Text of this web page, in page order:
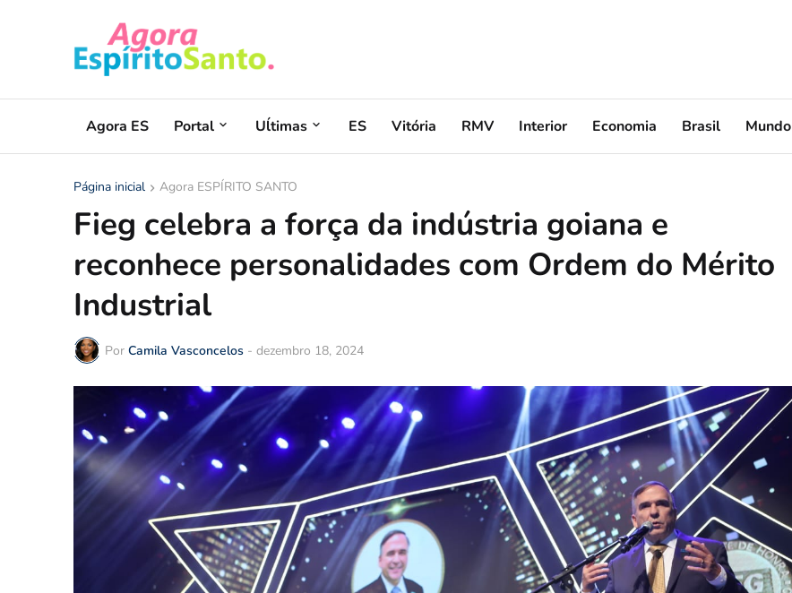
Agora ES Portal Uĺtimas ES Vitória RMV Interior Economia Brasil Mundo
Página inicial Agora ESPÍRITO SANTO
Fieg celebra a força da indústria goiana e
reconhece personalidades com Ordem do Mérito
Industrial
Por Camila Vasconcelos - dezembro 18, 2024